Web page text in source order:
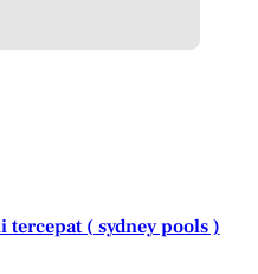
( sydney pools )